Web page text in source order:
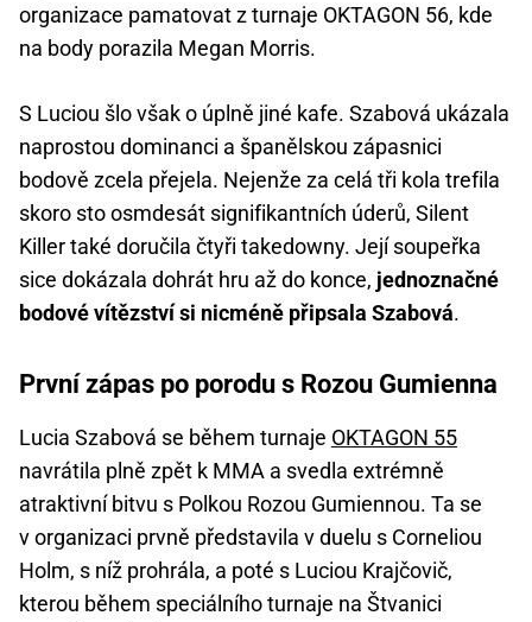
organizace pamatovat z turnaje OKTAGON 56, kde
na body porazila Megan Morris.
S Luciou šlo však o úplně jiné kafe. Szabová ukázala
naprostou dominanci a španělskou zápasnici
bodově zcela přejela. Nejenže za celá tři kola trefila
skoro sto osmdesát signifikantních úderů, Silent
Killer také doručila čtyři takedowny. Její soupeřka
sice dokázala dohrát hru až do konce, jednoznačné
bodové vítězství si nicméně připsala Szabová.
První zápas po porodu s Rozou Gumienna
Lucia Szabová se během turnaje OKTAGON 55
navrátila plně zpět k MMA a svedla extrémně
atraktivní bitvu s Polkou Rozou Gumiennou. Ta se
v organizaci prvně představila v duelu s Corneliou
Holm, s níž prohrála, a poté s Luciou Krajčovič,
kterou během speciálního turnaje na Štvanici